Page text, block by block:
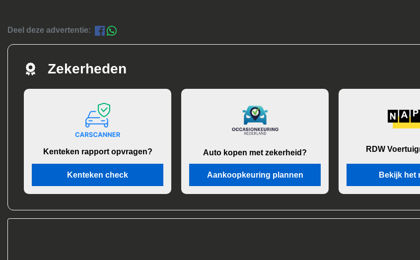
Deel deze advertentie:
Zekerheden
Kenteken rapport opvragen?
Kenteken check
Auto kopen met zekerheid?
Aankoopkeuring plannen
RDW
Bekijk het